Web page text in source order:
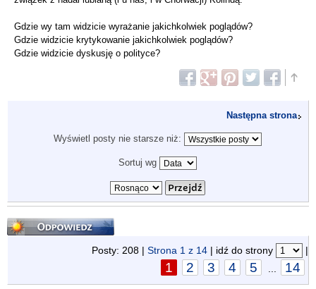
Gdzie wy tam widzicie wyrażanie jakichkolwiek poglądów?
Gdzie widzicie krytykowanie jakichkolwiek poglądów?
Gdzie widzicie dyskusję o polityce?
Następna strona
Wyświetl posty nie starsze niż:
Sortuj wg
Odpowiedz
Posty: 208 | Strona 1 z 14 | idź do strony |
1 2 3 4 5 ... 14